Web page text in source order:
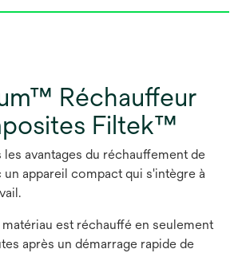
Réchauffeur
Filtek™
avantages du réchauffement de
appareil compact qui s'intègre à
matériau est réchauffé en seulement
après un démarrage rapide de